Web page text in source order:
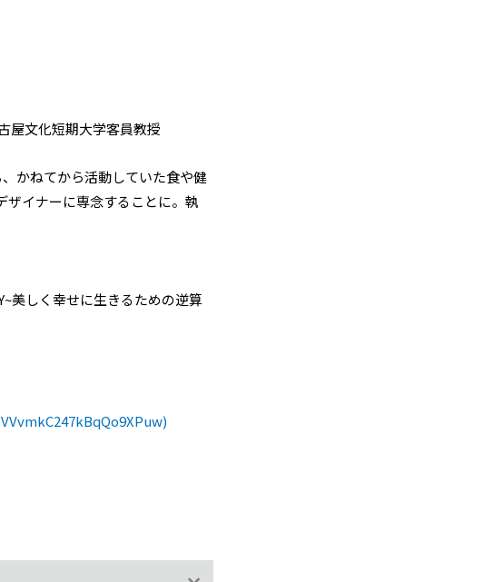
屋文化短期大学客員教授
かねてから活動していた食や健
ザイナーに専念することに。執
美しく幸せに生きるための逆算